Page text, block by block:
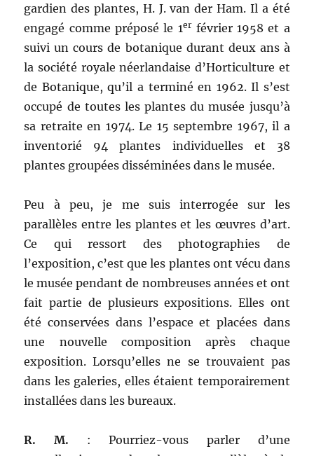
gardien des plantes, H. J. van der Ham. Il a été
engagé comme préposé le 1erfévrier 1958 et a
suivi un cours de botanique durant deux ans à
la société royale néerlandaise d’Horticulture et
de Botanique, qu’il a terminé en 1962. Il s’est
occupé de toutes les plantes du musée jusqu’à
sa retraite en 1974. Le 15 septembre 1967, il a
inventorié 94 plantes individuelles et 38
plantes groupées disséminées dans le musée.
Peu à peu, je me suis interrogée sur les
parallèles entre les plantes et les œuvres d’art.
Ce qui ressort des photographies de
l’exposition, c’est que les plantes ont vécu dans
le musée pendant de nombreuses années et ont
fait partie de plusieurs expositions. Elles ont
été conservées dans l’espace et placées dans
une nouvelle composition après chaque
exposition. Lorsqu’elles ne se trouvaient pas
dans les galeries, elles étaient temporairement
installées dans les bureaux.
R. M. : Pourriez-vous parler d’une